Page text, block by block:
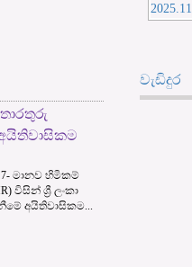
7- මානව හිමිකම්
විසින් ශ්‍රී ලංකා
අයිතිවාසිකම...
වැඩිදුර